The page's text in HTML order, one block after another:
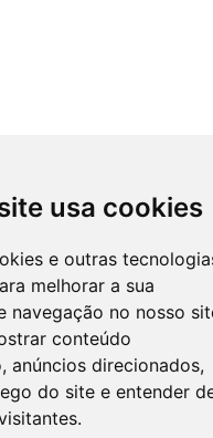
usa cookies
e outras
melhorar a sua
navegação no nosso
conteúdo
anúncios direcionados,
do site e entender